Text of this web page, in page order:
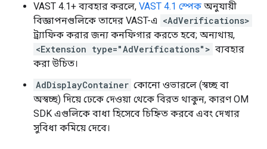
VAST 4.1+ ব্যবহার করলে, VAST 4.1 স্পেক অনুযায়ী
বিজ্ঞাপনগুলিকে তাদের VAST-এ <AdVerifications>
ট্র্যাফিক করার জন্য কনফিগার করতে হবে; অন্যথায়,
<Extension type="AdVerifications"> ব্যবহার
করা উচিত।
AdDisplayContainer কোনো ওভারলে (স্বচ্ছ বা
অস্বচ্ছ) দিয়ে ঢেকে দেওয়া থেকে বিরত থাকুন, কারণ OM
SDK এগুলিকে বাধা হিসেবে চিহ্নিত করবে এবং দেখার
সুবিধা কমিয়ে দেবে।